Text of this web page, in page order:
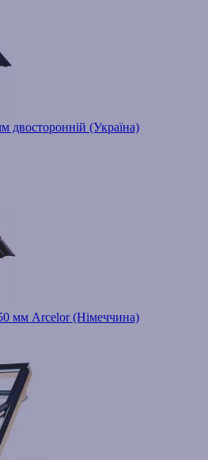
(Україна)
мм Arcelor (Німеччина)